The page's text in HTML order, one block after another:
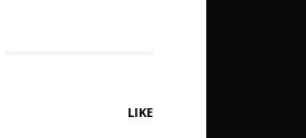
LIKE